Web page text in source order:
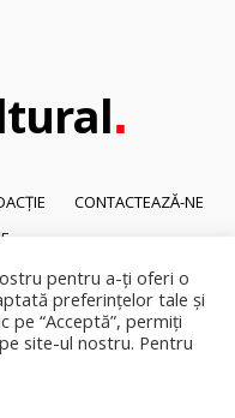
.
CONTACTEAZĂ-NE
sau a ilustrațiilor din orice
prealabil scris al Capital
pentru a-ți oferi o
preferințelor tale și
pe “Acceptă”, permiți
site-ul nostru. Pentru